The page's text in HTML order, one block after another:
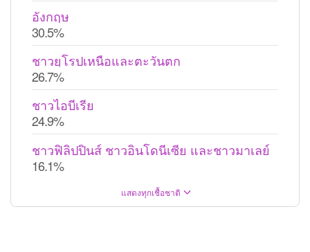
อังกฤษ
30.5%
ชาวยุโรปเหนือและตะวันตก
26.7%
ชาวไอบีเรีย
24.9%
ชาวฟิลิปปินส์ ชาวอินโดนีเซีย และชาวมาเลย์
16.1%
แสดงทุกเชื้อชาติ